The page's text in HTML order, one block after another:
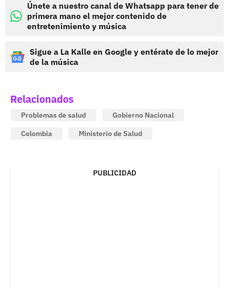
Únete a nuestro canal de Whatsapp para tener de
primera mano el mejor contenido de
entretenimiento y música
Sigue a La Kalle en Google y entérate de lo mejor
de la música
Relacionados
Problemas de salud
Gobierno Nacional
Colombia
Ministerio de Salud
PUBLICIDAD